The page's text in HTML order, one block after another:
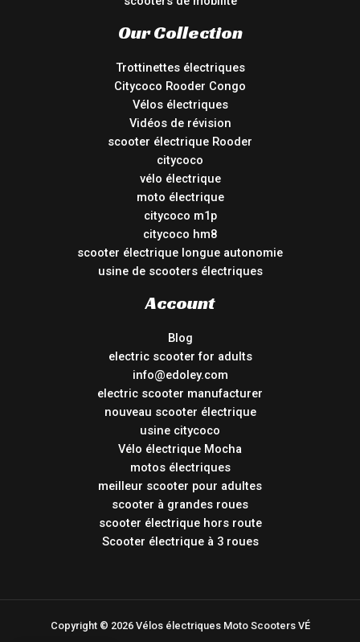
Our Collection
Trottinettes électriques
Citycoco Rooder Congo
Vélos électriques
Vidéos de révision
scooter électrique Rooder
citycoco
vélo électrique
moto électrique
citycoco m1p
citycoco hm8
scooter électrique longue autonomie
usine de scooters électriques
Account
Blog
electric scooter for adults
info@edoley.com
electric scooter manufacturer
nouveau scooter électrique
usine citycoco
Vélo électrique Mocha
motos électriques
meilleur scooter pour adultes
scooter à grandes roues
scooter électrique hors route
Scooter électrique à 3 roues
Copyright © 2026 Vélos électriques Moto Scooters VÉ